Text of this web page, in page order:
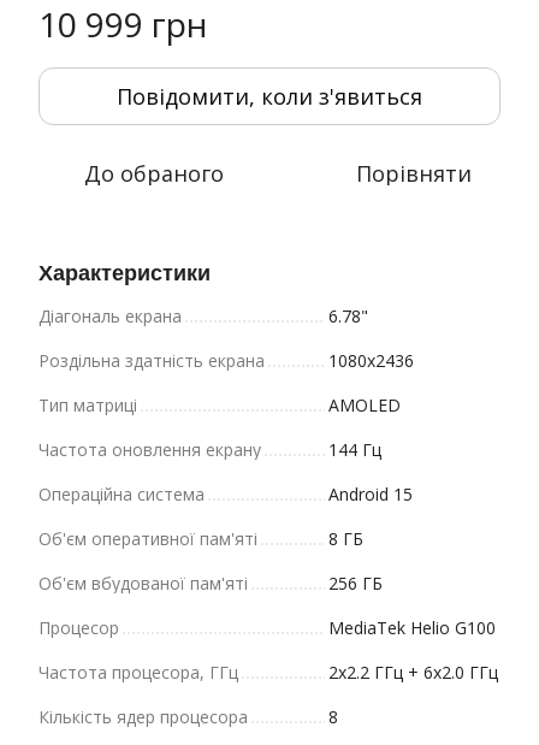
10 999 грн
Повідомити, коли з'явиться
До обраного Порівняти
Характеристики
Діагональ екрана
6.78"
Роздільна здатність екрана
1080x2436
Тип матриці
AMOLED
Частота оновлення екрану
144 Гц
Операційна система
Android 15
Об'єм оперативної пам'яті
8 ГБ
Об'єм вбудованої пам'яті
256 ГБ
Процесор
MediaTek Helio G100
Частота процесора, ГГц
2x2.2 ГГц + 6x2.0 ГГц
Кількість ядер процесора
8